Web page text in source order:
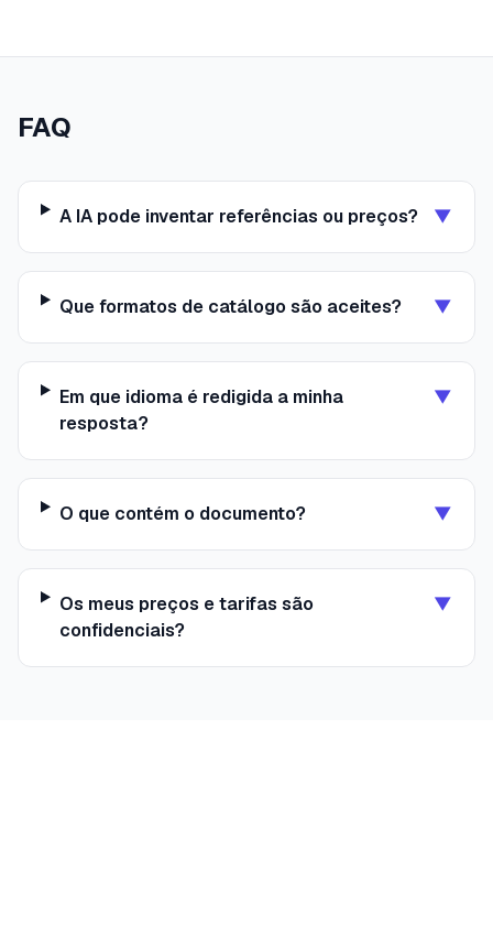
FAQ
A IA pode inventar referências ou preços? ▼
Que formatos de catálogo são aceites? ▼
Em que idioma é redigida a minha
resposta?
▼
O que contém o documento? ▼
Os meus preços e tarifas são
confidenciais?
▼